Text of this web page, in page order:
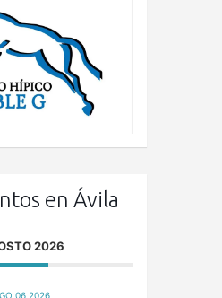
en Ávila
2026
06 2026